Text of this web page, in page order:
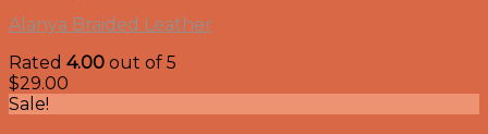
Alanya Braided Leather
Rated 4.00 out of 5
$29.00
Sale!